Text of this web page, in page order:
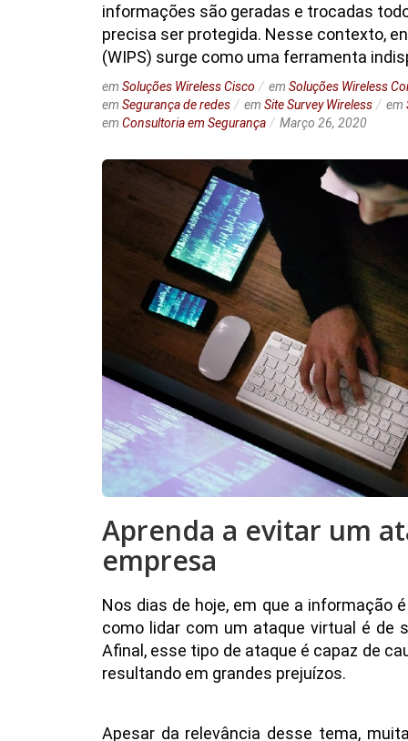
informações são geradas e trocadas
precisa ser protegida. Nesse contexto,
(WIPS) surge como uma ferramenta
em Soluções Wireless Cisco em Soluções Wireless
em Segurança de redes em Site Survey Wireless em
em Consultoria em Segurança Março 26, 2020
Aprenda a evitar um
empresa
Nos dias de hoje, em que a informação
como lidar com um ataque virtual é de
Afinal, esse tipo de ataque é capaz de
resultando em grandes prejuízos.
Apesar da relevância desse tema,